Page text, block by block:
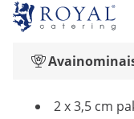
2 x 3,5 cm